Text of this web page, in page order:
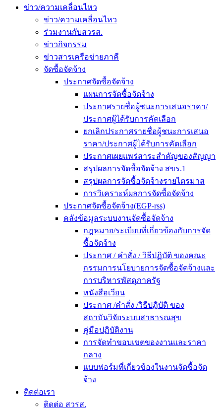
ข่าว/ความเคลื่อนไหว
ข่าว/ความเคลื่อนไหว
ร่วมงานกับสวรส.
ข่าวกิจกรรม
ข่าวสารเครือข่ายภาคี
จัดซื้อจัดจ้าง
ประกาศจัดซื้อจัดจ้าง
แผนการจัดซื้อจัดจ้าง
ประกาศรายชื่อผู้ชนะการเสนอราคา/
ประกาศผู้ได้รับการคัดเลือก
ยกเลิกประกาศรายชื่อผู้ชนะการเสนอ
ราคา/ประกาศผู้ได้รับการคัดเลือก
ประกาศเผยแพร่สาระสำคัญของสัญญา
สรุปผลการจัดซื้อจัดจ้าง สขร.1
สรุปผลการจัดซื้อจัดจ้างรายไตรมาส
การวิเคราะห์ผลการจัดซื้อจัดจ้าง
ประกาศจัดซื้อจัดจ้าง(EGP-rss)
คลังข้อมูลระบบงานจัดซื้อจัดจ้าง
กฎหมาย/ระเบียบที่เกี่ยวข้องกับการจัด
ซื้อจัดจ้าง
ประกาศ / คำสั่ง / วิธีปฏิบัติ ของคณะ
กรรมการนโยบายการจัดซื้อจัดจ้างและ
การบริหารพัสดุภาครัฐ
หนังสือเวียน
ประกาศ /คำสั่ง /วิธีปฏิบัติ ของ
สถาบันวิจัยระบบสาธารณสุข
คู่มือปฏิบัติงาน
การจัดทำขอบเขตของงานและราคา
กลาง
แบบฟอร์มที่เกี่ยวข้องในงานจัดซื้อจัด
จ้าง
ติดต่อเรา
ติดต่อ สวรส.